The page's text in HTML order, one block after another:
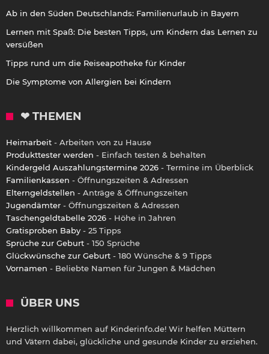
Ab in den Süden Deutschlands: Familienurlaub in Bayern
Lernen mit Spaß: Die besten Tipps, um Kindern das Lernen zu
versüßen
Tipps rund um die Reiseapotheke für Kinder
Die Symptome von Allergien bei Kindern
❤ THEMEN
Heimarbeit - Arbeiten von zu Hause
Produkttester werden - Einfach testen & behalten
Kindergeld Auszahlungstermine 2026 - Termine im Überblick
Familienkassen - Öffnungszeiten & Adressen
Elterngeldstellen - Anträge & Öffnungszeiten
Jugendämter - Öffnungszeiten & Adressen
Taschengeldtabelle 2026 - Höhe in Jahren
Gratisproben Baby - 25 Tipps
Sprüche zur Geburt - 150 Sprüche
Glückwünsche zur Geburt - 180 Wünsche & 9 Tipps
Vornamen - Beliebte Namen für Jungen & Mädchen
ÜBER UNS
Herzlich willkommen auf Kinderinfo.de! Wir helfen Müttern
und Vätern dabei, glückliche und gesunde Kinder zu erziehen.